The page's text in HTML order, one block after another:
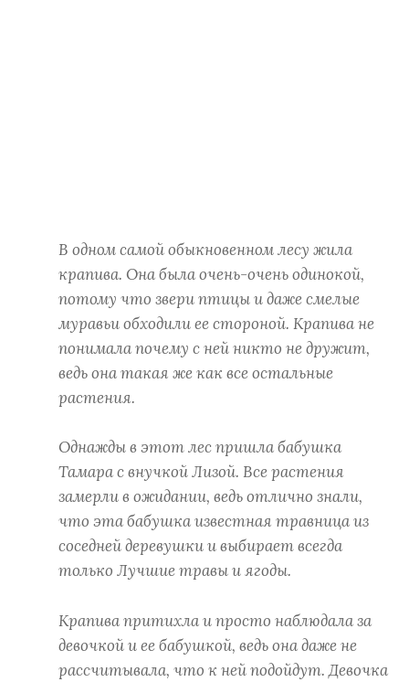
В одном самой обыкновенном лесу жила
крапива. Она была очень-очень одинокой,
потому что звери птицы и даже смелые
муравьи обходили ее стороной. Крапива не
понимала почему с ней никто не дружит,
ведь она такая же как все остальные
растения.
Однажды в этот лес пришла бабушка
Тамара с внучкой Лизой. Все растения
замерли в ожидании, ведь отлично знали,
что эта бабушка известная травница из
соседней деревушки и выбирает всегда
только Лучшие травы и ягоды.
Крапива притихла и просто наблюдала за
девочкой и ее бабушкой, ведь она даже не
рассчитывала, что к ней подойдут. Девочка